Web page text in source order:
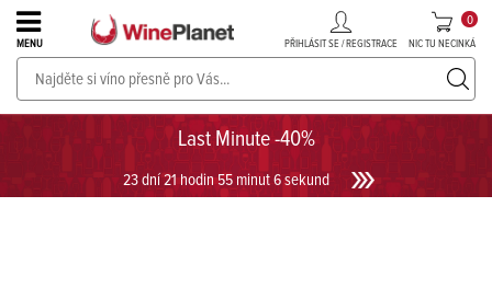
Last Minute -40%
23 dní 21 hodin 55 minut 6 sekund
MENU PŘIHLÁSIT SE / REGISTRACE NIC TU NECINKÁ
0
PROSECCO v akci až do -30%!UKÁZAT PROSECCO